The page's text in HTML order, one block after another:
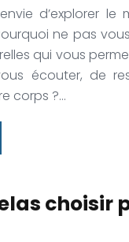
d’explorer le
ne pas
qui vous
écouter, de
corps ?…
choisir